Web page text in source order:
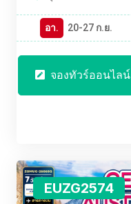
อา. 20-27 ก.ย.
จองทัวร์ออนไลน์
EUZG2574